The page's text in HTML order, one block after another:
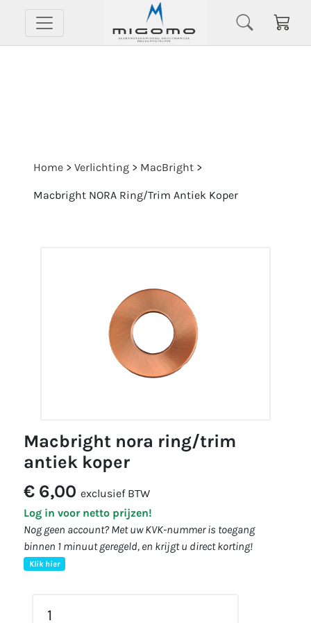
Home > Verlichting > MacBright >
Macbright NORA Ring/Trim Antiek Koper
macbright nora ring/trim
antiek koper
€ 6,00 exclusief BTW
Log in voor netto prijzen!
Nog geen account? Met uw KVK-nummer is toegang
binnen 1 minuut geregeld, en krijgt u direct korting!
Klik hier